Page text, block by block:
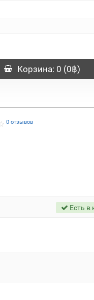
Корзина: 0 (0฿)
0 отзывов
Есть в